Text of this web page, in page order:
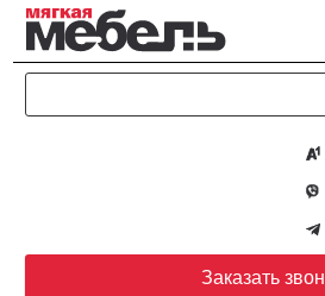
Перейти к основному содержанию
Заказать